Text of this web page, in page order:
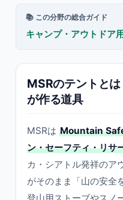
📚 この分野の総合ガイド
キャンプ・アウトドア
MSRのテントとは
が作る道具
MSRは Mountain
ン・セーフティ・リサ
カ・シアトル発祥のア
がそのまま「山の安全